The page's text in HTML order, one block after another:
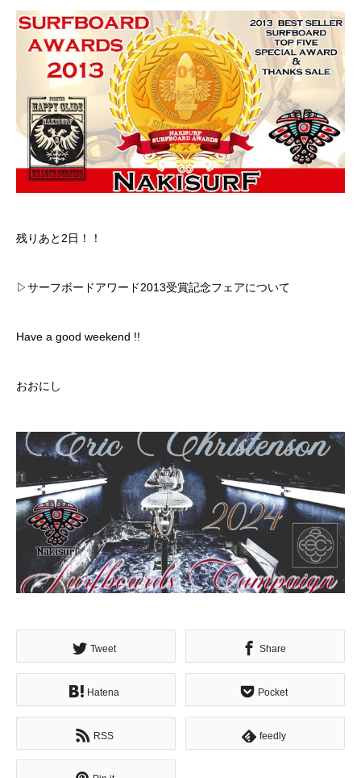
残りあと2日！！
▷サーフボードアワード2013受賞記念フェアについて
Have a good weekend !!
おおにし
Tweet Share
Hatena Pocket
RSS feedly